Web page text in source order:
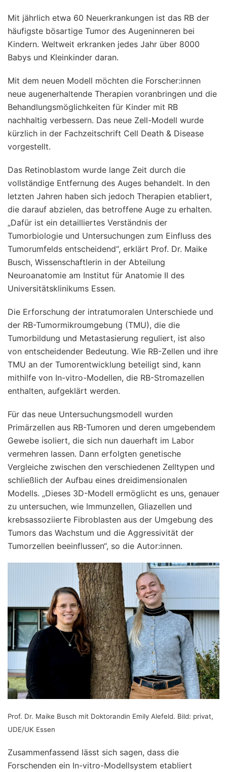
Mit jährlich etwa 60 Neuerkrankungen ist das RB der
häufigste bösartige Tumor des Augeninneren bei
Kindern. Weltweit erkranken jedes Jahr über 8000
Babys und Kleinkinder daran.
Mit dem neuen Modell möchten die Forscher:innen
neue augenerhaltende Therapien voranbringen und die
Behandlungsmöglichkeiten für Kinder mit RB
nachhaltig verbessern. Das neue Zell-Modell wurde
kürzlich in der Fachzeitschrift Cell Death & Disease
vorgestellt.
Das Retinoblastom wurde lange Zeit durch die
vollständige Entfernung des Auges behandelt. In den
letzten Jahren haben sich jedoch Therapien etabliert,
die darauf abzielen, das betroffene Auge zu erhalten.
„Dafür ist ein detailliertes Verständnis der
Tumorbiologie und Untersuchungen zum Einfluss des
Tumorumfelds entscheidend“, erklärt Prof. Dr. Maike
Busch, Wissenschaftlerin in der Abteilung
Neuroanatomie am Institut für Anatomie II des
Universitätsklinikums Essen.
Die Erforschung der intratumoralen Unterschiede und
der RB-Tumormikroumgebung (TMU), die die
Tumorbildung und Metastasierung reguliert, ist also
von entscheidender Bedeutung. Wie RB-Zellen und ihre
TMU an der Tumorentwicklung beteiligt sind, kann
mithilfe von In-vitro-Modellen, die RB-Stromazellen
enthalten, aufgeklärt werden.
Für das neue Untersuchungsmodell wurden
Primärzellen aus RB-Tumoren und deren umgebendem
Gewebe isoliert, die sich nun dauerhaft im Labor
vermehren lassen. Dann erfolgten genetische
Vergleiche zwischen den verschiedenen Zelltypen und
schließlich der Aufbau eines dreidimensionalen
Modells. „Dieses 3D-Modell ermöglicht es uns, genauer
zu untersuchen, wie Immunzellen, Gliazellen und
krebsassoziierte Fibroblasten aus der Umgebung des
Tumors das Wachstum und die Aggressivität der
Tumorzellen beeinflussen“, so die Autor:innen.
Prof. Dr. Maike Busch mit Doktorandin Emily Alefeld. Bild: privat,
UDE/UK Essen
Zusammenfassend lässt sich sagen, dass die
Forschenden ein In-vitro-Modellsystem etabliert